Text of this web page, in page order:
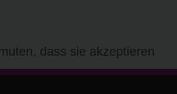
dass sie akzeptieren